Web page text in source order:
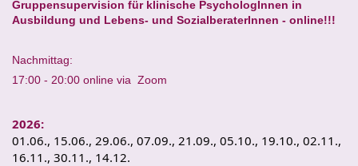
Gruppensupervision für klinische PsychologInnen in
Ausbildung und Lebens- und SozialberaterInnen - online!!!
Nachmittag:
17:00 - 20:00 online via Zoom
2026:
01.06., 15.06., 29.06., 07.09., 21.09., 05.10., 19.10., 02.11.,
16.11., 30.11., 14.12.